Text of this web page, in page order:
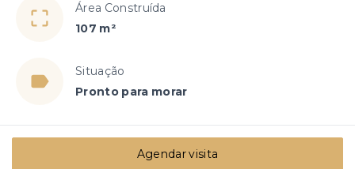
Área Construída
107 m²
Situação
Pronto para morar
Agendar visita